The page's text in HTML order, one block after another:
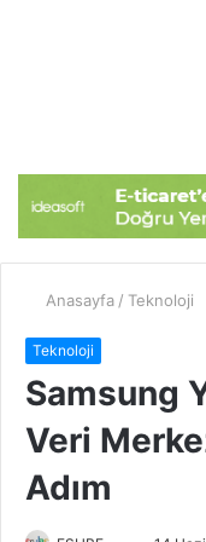
Anasayfa / Teknoloji
Teknoloji
Samsung
Veri
Adım